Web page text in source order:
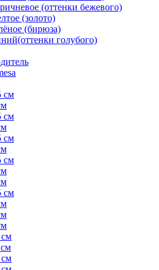
(оттенки бежевого)
(золото)
(бирюза)
голубого)
см
см
см
см
см
см
см